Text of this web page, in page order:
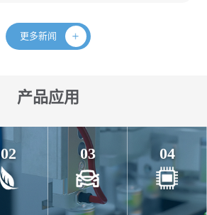
更多新闻
产品应用
02 03 04